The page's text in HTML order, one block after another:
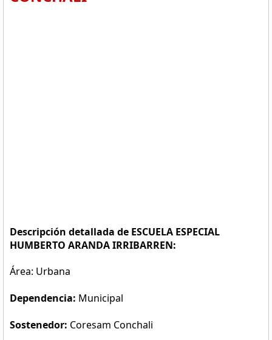
Descripción detallada de ESCUELA ESPECIAL
HUMBERTO ARANDA IRRIBARREN:
Área: Urbana
Dependencia: Municipal
Sostenedor: Coresam Conchali